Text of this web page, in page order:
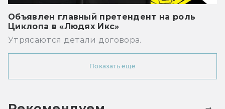
Объявлен главный претендент на роль
Циклопа в «Людях Икс»
Утрясаются детали договора.
Показать ещё